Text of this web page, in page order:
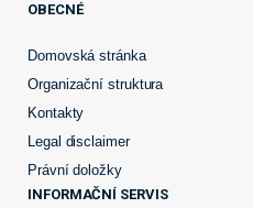
OBECNÉ
Domovská stránka
Organizační struktura
Kontakty
Legal disclaimer
Právní doložky
INFORMAČNÍ SERVIS